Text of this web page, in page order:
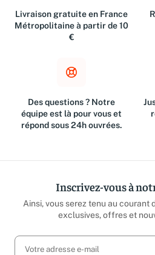
Livraison gratuite en France
Métropolitaine à partir de 10
€
Des questions ? Notre
équipe est là pour vous et
répond sous 24h ouvrées.
Inscrivez-vous à
Ainsi, vous serez tenu au courant
exclusives, offres et